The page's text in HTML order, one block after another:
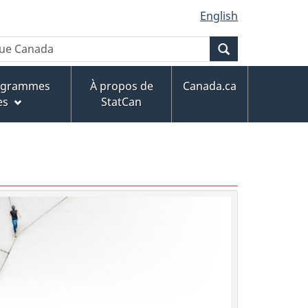
English
À propos de
StatCan
Canada.ca